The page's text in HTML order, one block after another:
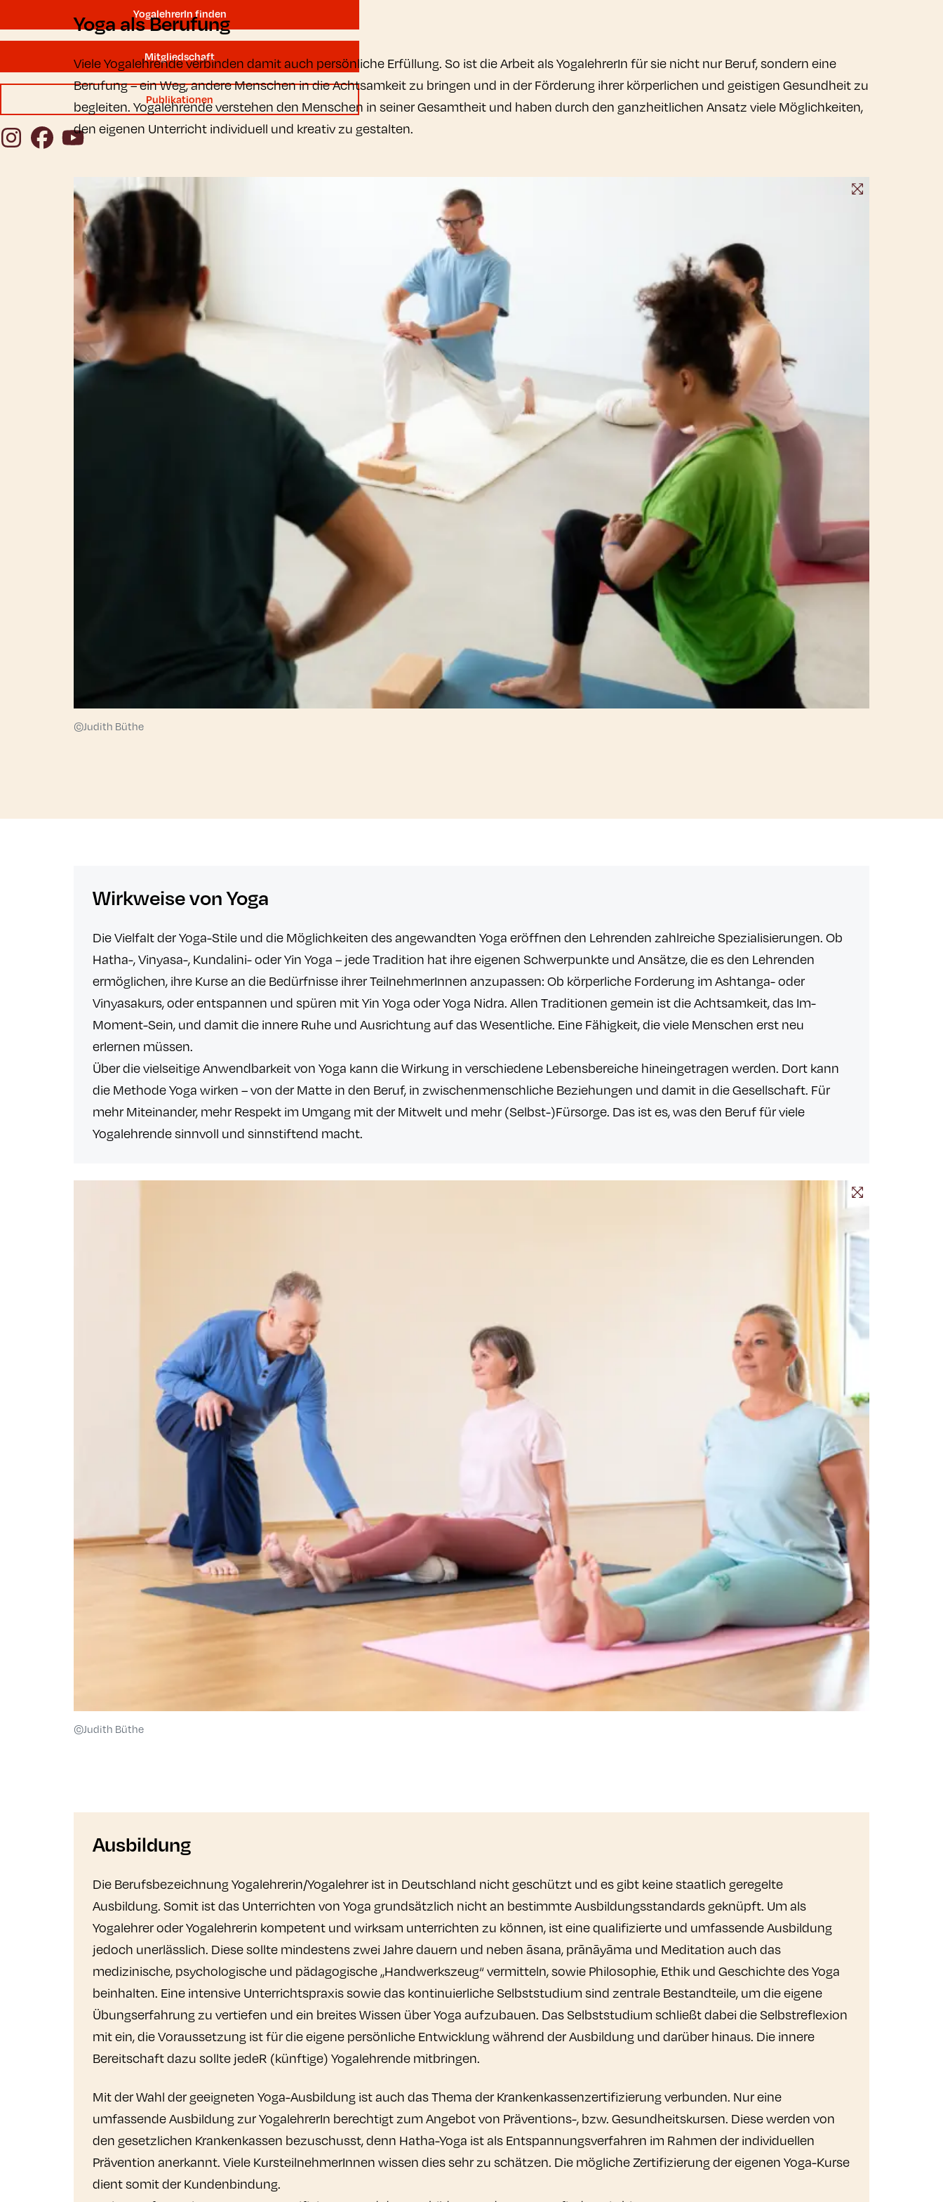
YogalehrerIn finden
Mitgliedschaft
Publikationen
InstagramFacebookYouTube
Yoga als Berufung
Viele Yogalehrende verbinden damit auch persönliche Erfüllung. So ist die Arbeit als YogalehrerIn für sie nicht nur Beruf, sondern eine
Berufung – ein Weg, andere Menschen in die Achtsamkeit zu bringen und in der Förderung ihrer körperlichen und geistigen Gesundheit zu
begleiten. Yogalehrende verstehen den Menschen in seiner Gesamtheit und haben durch den ganzheitlichen Ansatz viele Möglichkeiten,
den eigenen Unterricht individuell und kreativ zu gestalten.
©Judith Büthe
Wirkweise von Yoga
Die Vielfalt der Yoga-Stile und die Möglichkeiten des angewandten Yoga eröffnen den Lehrenden zahlreiche Spezialisierungen. Ob
Hatha-, Vinyasa-, Kundalini- oder Yin Yoga – jede Tradition hat ihre eigenen Schwerpunkte und Ansätze, die es den Lehrenden
ermöglichen, ihre Kurse an die Bedürfnisse ihrer TeilnehmerInnen anzupassen: Ob körperliche Forderung im Ashtanga- oder
Vinyasakurs, oder entspannen und spüren mit Yin Yoga oder Yoga Nidra. Allen Traditionen gemein ist die Achtsamkeit, das Im-
Moment-Sein, und damit die innere Ruhe und Ausrichtung auf das Wesentliche. Eine Fähigkeit, die viele Menschen erst neu
erlernen müssen.
Über die vielseitige Anwendbarkeit von Yoga kann die Wirkung in verschiedene Lebensbereiche hineingetragen werden. Dort kann
die Methode Yoga wirken – von der Matte in den Beruf, in zwischenmenschliche Beziehungen und damit in die Gesellschaft. Für
mehr Miteinander, mehr Respekt im Umgang mit der Mitwelt und mehr (Selbst-)Fürsorge. Das ist es, was den Beruf für viele
Yogalehrende sinnvoll und sinnstiftend macht.
©Judith Büthe
Ausbildung
Die Berufsbezeichnung Yogalehrerin/Yogalehrer ist in Deutschland nicht geschützt und es gibt keine staatlich geregelte
Ausbildung. Somit ist das Unterrichten von Yoga grundsätzlich nicht an bestimmte Ausbildungsstandards geknüpft. Um als
Yogalehrer oder Yogalehrerin kompetent und wirksam unterrichten zu können, ist eine qualifizierte und umfassende Ausbildung
jedoch unerlässlich. Diese sollte mindestens zwei Jahre dauern und neben āsana, prānāyāma und Meditation auch das
medizinische, psychologische und pädagogische „Handwerkszeug“ vermitteln, sowie Philosophie, Ethik und Geschichte des Yoga
beinhalten. Eine intensive Unterrichtspraxis sowie das kontinuierliche Selbststudium sind zentrale Bestandteile, um die eigene
Übungserfahrung zu vertiefen und ein breites Wissen über Yoga aufzubauen. Das Selbststudium schließt dabei die Selbstreflexion
mit ein, die Voraussetzung ist für die eigene persönliche Entwicklung während der Ausbildung und darüber hinaus. Die innere
Bereitschaft dazu sollte jedeR (künftige) Yogalehrende mitbringen.
Mit der Wahl der geeigneten Yoga-Ausbildung ist auch das Thema der Krankenkassenzertifizierung verbunden. Nur eine
umfassende Ausbildung zur YogalehrerIn berechtigt zum Angebot von Präventions-, bzw. Gesundheitskursen. Diese werden von
den gesetzlichen Krankenkassen bezuschusst, denn Hatha-Yoga ist als Entspannungsverfahren im Rahmen der individuellen
Prävention anerkannt. Viele KursteilnehmerInnen wissen dies sehr zu schätzen. Die mögliche Zertifizierung der eigenen Yoga-Kurse
dient somit der Kundenbindung.